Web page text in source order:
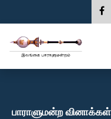
பாராளுமன்ற வினாக்கள்